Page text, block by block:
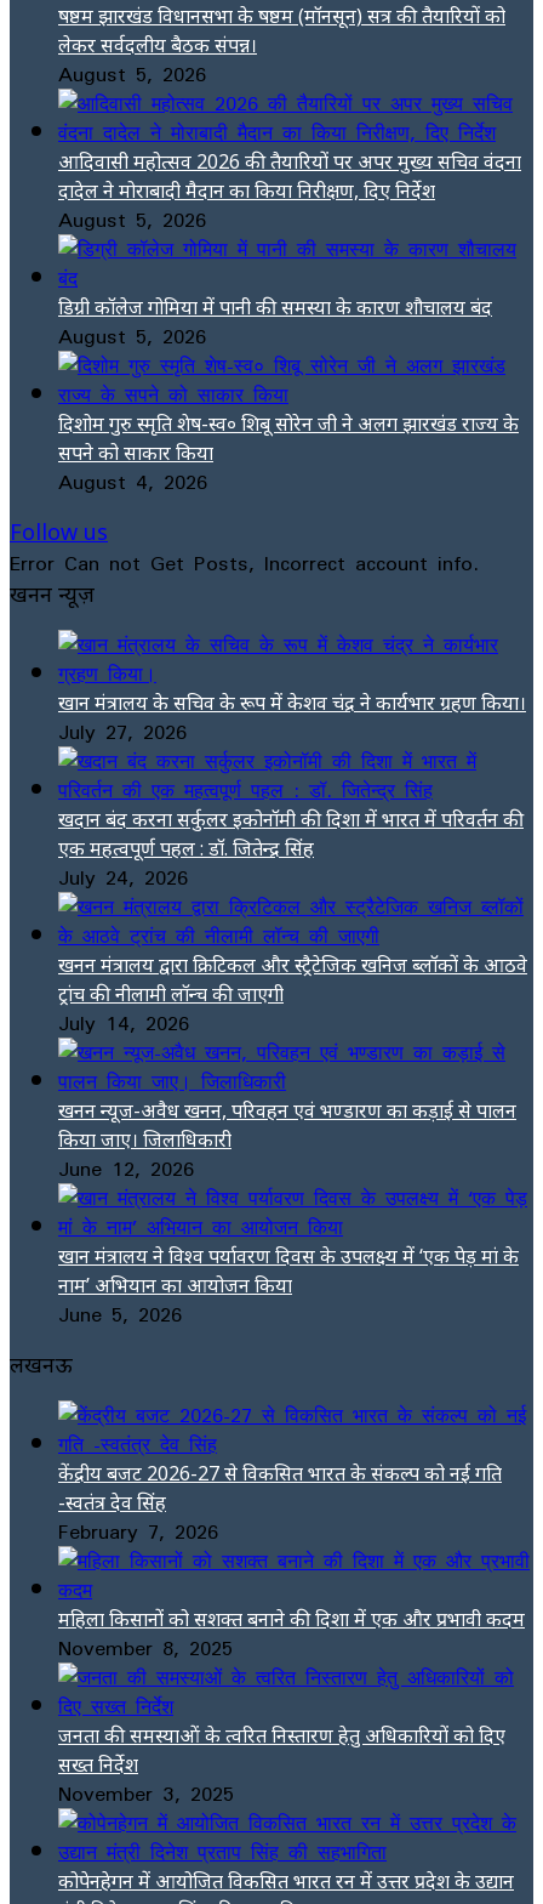
षष्ठम झारखंड विधानसभा के षष्ठम (मॉनसून) सत्र की तैयारियों को
लेकर सर्वदलीय बैठक संपन्न।
August 5, 2026
आदिवासी महोत्सव 2026 की तैयारियों पर अपर मुख्य सचिव वंदना
दादेल ने मोराबादी मैदान का किया निरीक्षण, दिए निर्देश
August 5, 2026
डिग्री कॉलेज गोमिया में पानी की समस्या के कारण शौचालय बंद
August 5, 2026
दिशोम गुरु स्मृति शेष-स्व० शिबू सोरेन जी ने अलग झारखंड राज्य के
सपने को साकार किया
August 4, 2026
Follow us
Error Can not Get Posts, Incorrect account info.
खनन न्यूज़
खान मंत्रालय के सचिव के रूप में केशव चंद्र ने कार्यभार ग्रहण किया।
July 27, 2026
खदान बंद करना सर्कुलर इकोनॉमी की दिशा में भारत में परिवर्तन की
एक महत्वपूर्ण पहल : डॉ. जितेन्द्र सिंह
July 24, 2026
खनन मंत्रालय द्वारा क्रिटिकल और स्ट्रैटेजिक खनिज ब्लॉकों के आठवे
ट्रांच की नीलामी लॉन्च की जाएगी
July 14, 2026
खनन न्यूज-अवैध खनन, परिवहन एवं भण्डारण का कड़ाई से पालन
किया जाए। जिलाधिकारी
June 12, 2026
खान मंत्रालय ने विश्व पर्यावरण दिवस के उपलक्ष्य में ‘एक पेड़ मां के
नाम’ अभियान का आयोजन किया
June 5, 2026
लखनऊ
केंद्रीय बजट 2026-27 से विकसित भारत के संकल्प को नई गति
-स्वतंत्र देव सिंह
February 7, 2026
महिला किसानों को सशक्त बनाने की दिशा में एक और प्रभावी कदम
November 8, 2025
जनता की समस्याओं के त्वरित निस्तारण हेतु अधिकारियों को दिए
सख्त निर्देश
November 3, 2025
कोपेनहेगन में आयोजित विकसित भारत रन में उत्तर प्रदेश के उद्यान